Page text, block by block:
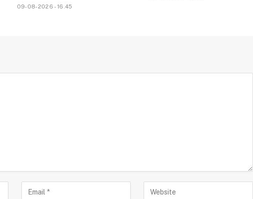
09-08-2026 - 16.45